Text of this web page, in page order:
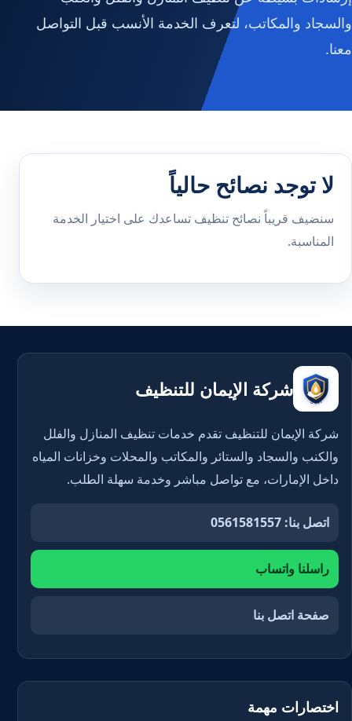
والسجاد والمكاتب، لتعرف الخدمة الأنسب قبل التواصل
معنا.
لا توجد نصائح حالياً
سنضيف قريباً نصائح تنظيف تساعدك على اختيار الخدمة
المناسبة.
شركة الإيمان للتنظيف
شركة الإيمان للتنظيف تقدم خدمات تنظيف المنازل والفلل
والكنب والسجاد والستائر والمكاتب والمحلات وخزانات المياه
داخل الإمارات، مع تواصل مباشر وخدمة سهلة الطلب.
اتصل بنا: 0561581557
راسلنا واتساب
صفحة اتصل بنا
اختصارات مهمة